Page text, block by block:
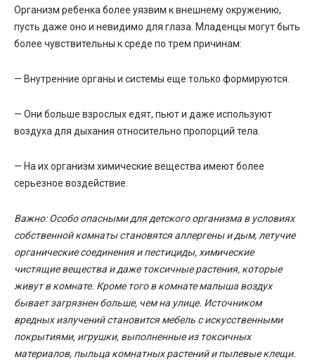
Организм ребенка более уязвим к внешнему окружению,
пусть даже оно и невидимо для глаза. Младенцы могут быть
более чувствительны к среде по трем причинам:
— Внутренние органы и системы еще только формируются.
— Они больше взрослых едят, пьют и даже используют
воздуха для дыхания относительно пропорций тела.
— На их организм химические вещества имеют более
серьезное воздействие.
Важно: Особо опасными для детского организма в условиях
собственной комнаты становятся аллергены и дым, летучие
органические соединения и пестициды, химические
чистящие вещества и даже токсичные растения, которые
живут в комнате. Кроме того в комнате малыша воздух
бывает загрязнен больше, чем на улице. Источником
вредных излучений становится мебель с искусственными
покрытиями, игрушки, выполненные из токсичных
материалов, пыльца комнатных растений и пылевые клещи.